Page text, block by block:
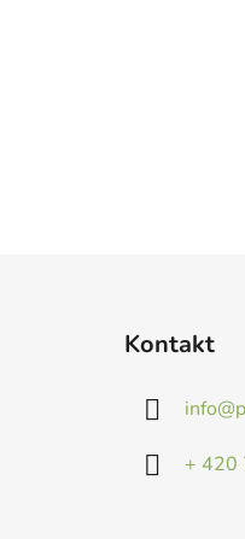
Kontakt
info@
+ 420